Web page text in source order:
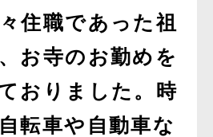
住職であった祖
お寺のお勤めを
おりました。時
転車や自動車な